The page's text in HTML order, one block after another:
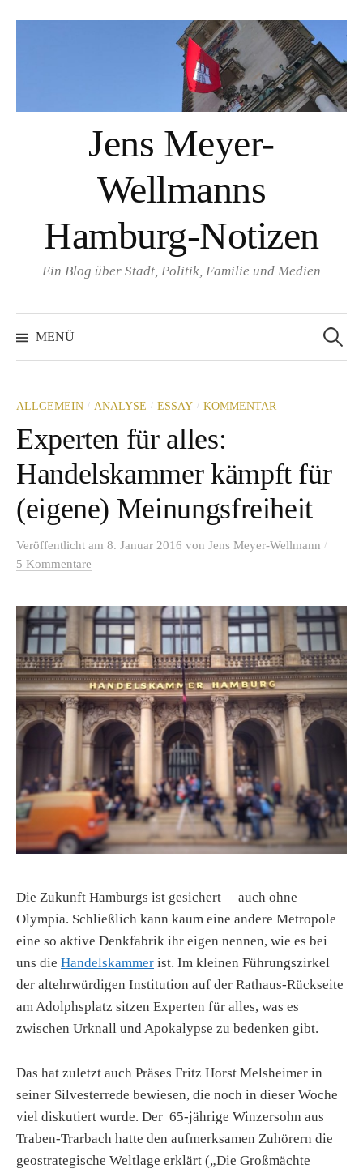
Jens Meyer-
Wellmanns
Hamburg-Notizen
Ein Blog über Stadt, Politik, Familie und Medien
MENÜ
nach:
ALLGEMEIN / ANALYSE / ESSAY / KOMMENTAR
Experten für alles:
Handelskammer kämpft für
(eigene) Meinungsfreiheit
Veröffentlicht am 8. Januar 2016 von Jens Meyer-Wellmann /
5 Kommentare
Die Zukunft Hamburgs ist gesichert – auch ohne
Olympia. Schließlich kann kaum eine andere Metropole
eine so aktive Denkfabrik ihr eigen nennen, wie es bei
uns die Handelskammer ist. Im kleinen Führungszirkel
der altehrwürdigen Institution auf der Rathaus-Rückseite
am Adolphsplatz sitzen Experten für alles, was es
zwischen Urknall und Apokalypse zu bedenken gibt.
Das hat zuletzt auch Präses Fritz Horst Melsheimer in
seiner Silvesterrede bewiesen, die noch in dieser Woche
viel diskutiert wurde. Der 65-jährige Winzersohn aus
Traben-Trarbach hatte den aufmerksamen Zuhörern die
geostrategische Weltlage erklärt („Die Großmächte